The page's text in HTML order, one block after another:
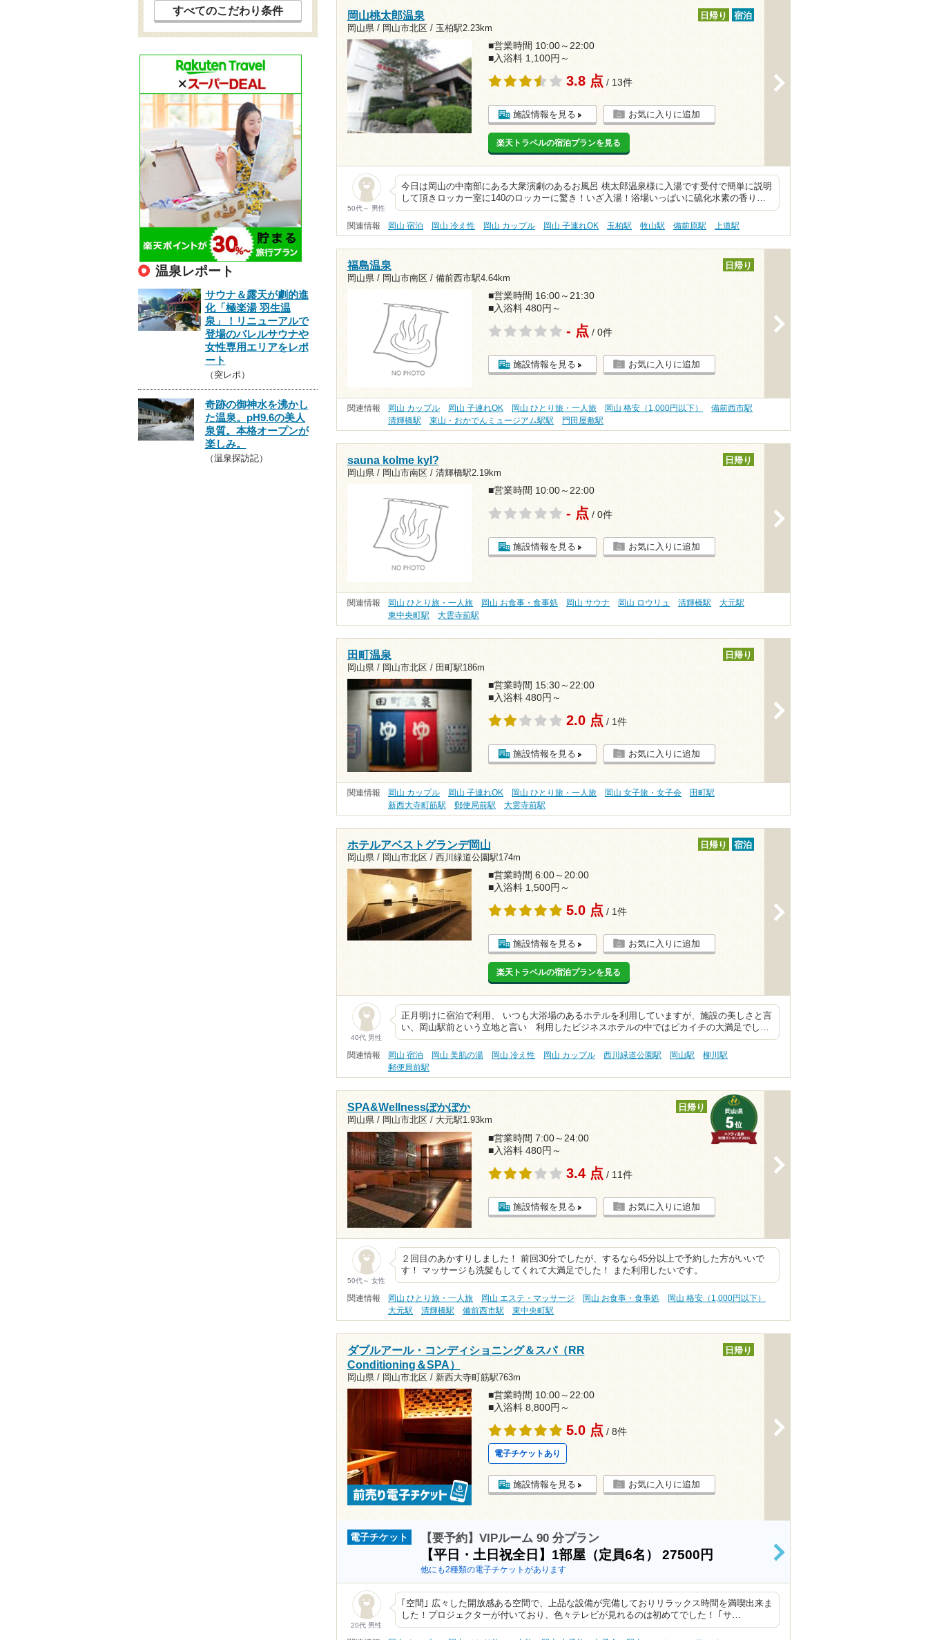
岡山桃太郎温泉
岡山県 / 岡山市北区 / 玉柏駅2.23km
日帰り 宿泊
■営業時間 10:00～22:00
■入浴料 1,100円～
3.8 点 / 13件
施設情報を見る お気に入りに追加
楽天トラベルの宿泊プランを見る
50代～ 男性
今日は岡山の中南部にある大衆演劇のあるお風呂 桃太郎温泉様に入湯です受付で簡単に説明
して頂きロッカー室に140のロッカーに驚き！いざ入湯！浴場いっぱいに硫化水素の香り…
関連情報 岡山 宿泊 岡山 冷え性 岡山 カップル 岡山 子連れOK 玉柏駅 牧山駅 備前原駅 上道駅
福島温泉
岡山県 / 岡山市南区 / 備前西市駅4.64km
日帰り
■営業時間 16:00～21:30
■入浴料 480円～
- 点 / 0件
施設情報を見る お気に入りに追加
関連情報 岡山 カップル 岡山 子連れOK 岡山 ひとり旅・一人旅 岡山 格安（1,000円以下）
備前西市駅
清輝橋駅
東山・おかでんミュージアム駅駅 門田屋敷駅
sauna kolme kyl?
岡山県 / 岡山市南区 / 清輝橋駅2.19km
日帰り
■営業時間 10:00～22:00
- 点 / 0件
施設情報を見る お気に入りに追加
関連情報 岡山 ひとり旅・一人旅 岡山 お食事・食事処 岡山 サウナ 岡山 ロウリュ 清輝橋駅
大元駅
東中央町駅
大雲寺前駅
田町温泉
岡山県 / 岡山市北区 / 田町駅186m
日帰り
■営業時間 15:30～22:00
■入浴料 480円～
2.0 点 / 1件
施設情報を見る お気に入りに追加
関連情報 岡山 カップル 岡山 子連れOK 岡山 ひとり旅・一人旅 岡山 女子旅・女子会
田町駅
新西大寺町筋駅
郵便局前駅 大雲寺前駅
ホテルアベストグランデ岡山
岡山県 / 岡山市北区 / 西川緑道公園駅174m
日帰り 宿泊
■営業時間 6:00～20:00
■入浴料 1,500円～
5.0 点 / 1件
施設情報を見る お気に入りに追加
楽天トラベルの宿泊プランを見る
40代 男性
正月明けに宿泊で利用、 いつも大浴場のあるホテルを利用していますが、施設の美しさと言
い、岡山駅前という立地と言い 利用したビジネスホテルの中ではピカイチの大満足でし…
関連情報 岡山 宿泊 岡山 美肌の湯 岡山 冷え性 岡山 カップル 西川緑道公園駅 岡山駅
柳川駅
郵便局前駅
SPA&Wellnessぽかぽか
岡山県 / 岡山市北区 / 大元駅1.93km
日帰り
■営業時間 7:00～24:00
■入浴料 480円～
3.4 点 / 11件
施設情報を見る お気に入りに追加
50代～ 女性
２回目のあかすりしました！ 前回30分でしたが、するなら45分以上で予約した方がいいで
す！ マッサージも洗髪もしてくれて大満足でした！ また利用したいです。
関連情報 岡山 ひとり旅・一人旅 岡山 エステ・マッサージ 岡山 お食事・食事処
岡山 格安（1,000円以下）
大元駅
清輝橋駅 備前西市駅 東中央町駅
ダブルアール・コンディショニング＆スパ（RR
Conditioning＆SPA）
岡山県 / 岡山市北区 / 新西大寺町筋駅763m
日帰り
■営業時間 10:00～22:00
■入浴料 8,800円～
5.0 点 / 8件
電子チケットあり
施設情報を見る お気に入りに追加
電子チケット 【要予約】VIPルーム 90 分プラン
【平日・土日祝全日】1部屋（定員6名） 27500円
他にも2種類の電子チケットがあります
>
20代 男性
｢空間｣ 広々した開放感ある空間で、上品な設備が完備しておりリラックス時間を満喫出来ま
した！プロジェクターが付いており、色々テレビが見れるのは初めてでした！ ｢サ…
すべてのこだわり条件
温泉レポート
サウナ＆露天が劇的進
化「極楽湯 羽生温
泉」！リニューアルで
登場のバレルサウナや
女性専用エリアをレポ
ート
（突レポ）
奇跡の御神水を沸かし
た温泉。pH9.6の美人
泉質。本格オープンが
楽しみ。
（温泉探訪記）